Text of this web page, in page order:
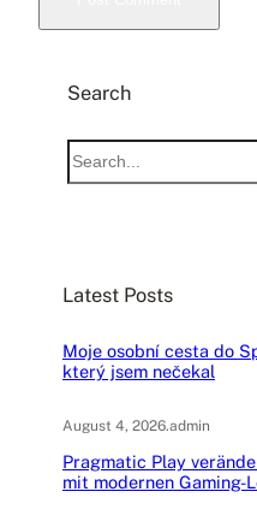
Search
S
e
h
Latest Posts
Moje osobní cesta do
který jsem nečekal
August 4, 2026.admin
Pragmatic Play
mit modernen Gaming-